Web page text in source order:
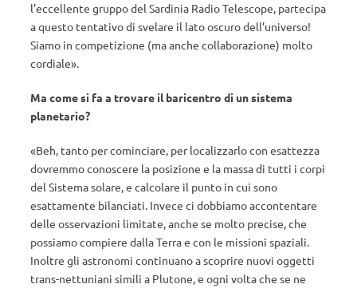
l’eccellente gruppo del Sardinia Radio Telescope, partecipa
a questo tentativo di svelare il lato oscuro dell’universo!
Siamo in competizione (ma anche collaborazione) molto
cordiale».
Ma come si fa a trovare il baricentro di un sistema
planetario?
«Beh, tanto per cominciare, per localizzarlo con esattezza
dovremmo conoscere la posizione e la massa di tutti i corpi
del Sistema solare, e calcolare il punto in cui sono
esattamente bilanciati. Invece ci dobbiamo accontentare
delle osservazioni limitate, anche se molto precise, che
possiamo compiere dalla Terra e con le missioni spaziali.
Inoltre gli astronomi continuano a scoprire nuovi oggetti
trans-nettuniani simili a Plutone, e ogni volta che se ne